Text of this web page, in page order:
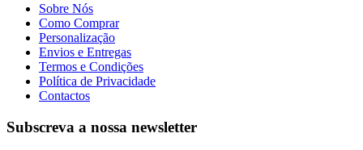
Sobre Nós
Como Comprar
Personalização
Envios e Entregas
Termos e Condições
Política de Privacidade
Contactos
Subscreva a nossa newsletter